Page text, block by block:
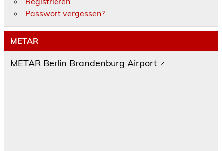
Passwort vergessen?
METAR
METAR Berlin Brandenburg Airport